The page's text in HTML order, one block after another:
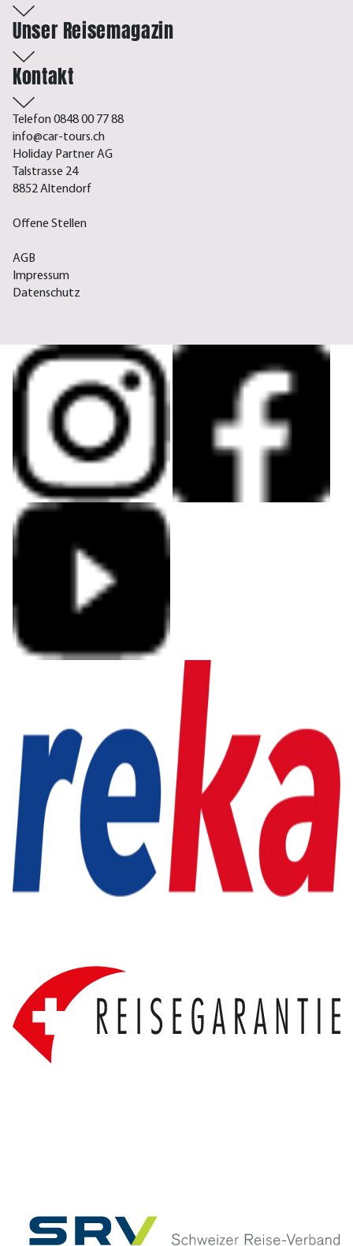
Unser Reisemagazin
Kontakt
Telefon 0848 00 77 88
info@car-tours.ch
Holiday Partner AG
Talstrasse 24
8852 Altendorf
Offene Stellen
AGB
Impressum
Datenschutz